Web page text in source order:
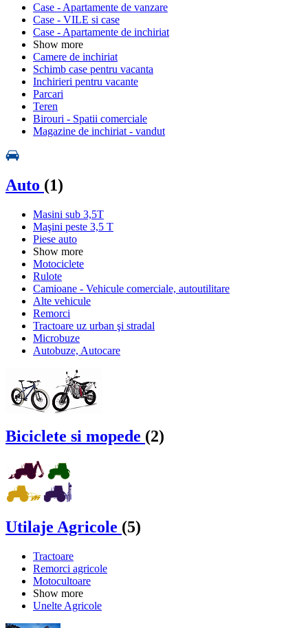
Case - Apartamente de vanzare
Case - VILE si case
Case - Apartamente de inchiriat
Show more
Camere de inchiriat
Schimb case pentru vacanta
Inchirieri pentru vacante
Parcari
Teren
Birouri - Spatii comerciale
Magazine de inchiriat - vandut
Auto (1)
Masini sub 3,5T
Maşini peste 3,5 T
Piese auto
Show more
Motociclete
Rulote
Camioane - Vehicule comerciale, autoutilitare
Alte vehicule
Remorci
Tractoare uz urban şi stradal
Microbuze
Autobuze, Autocare
Biciclete si mopede (2)
Utilaje Agricole (5)
Tractoare
Remorci agricole
Motocultoare
Show more
Unelte Agricole